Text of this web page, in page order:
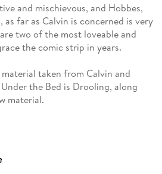
and mischievous, and Hobbes,
far as Calvin is concerned is very
two of the most loveable and
the comic strip in years.
taken from Calvin and
the Bed is Drooling, along
material.